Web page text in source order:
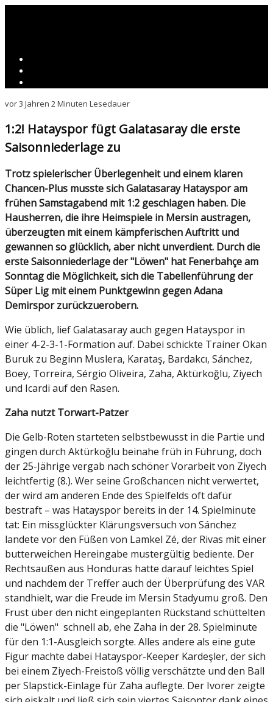
vor 3 Jahren 2 Minuten Lesedauer
1:2! Hatayspor fügt Galatasaray die erste
Saisonniederlage zu
Trotz spielerischer Überlegenheit und einem klaren
Chancen-Plus musste sich Galatasaray Hatayspor am
frühen Samstagabend mit 1:2 geschlagen haben. Die
Hausherren, die ihre Heimspiele in Mersin austragen,
überzeugten mit einem kämpferischen Auftritt und
gewannen so glücklich, aber nicht unverdient. Durch die
erste Saisonniederlage der "Löwen" hat Fenerbahçe am
Sonntag die Möglichkeit, sich die Tabellenführung der
Süper Lig mit einem Punktgewinn gegen Adana
Demirspor zurückzuerobern.
Wie üblich, lief Galatasaray auch gegen Hatayspor in
einer 4-2-3-1-Formation auf. Dabei schickte Trainer Okan
Buruk zu Beginn Muslera, Karataş, Bardakcı, Sánchez,
Boey, Torreira, Sérgio Oliveira, Zaha, Aktürkoğlu, Ziyech
und Icardi auf den Rasen.
Zaha nutzt Torwart-Patzer
Die Gelb-Roten starteten selbstbewusst in die Partie und
gingen durch Aktürkoğlu beinahe früh in Führung, doch
der 25-Jährige vergab nach schöner Vorarbeit von Ziyech
leichtfertig (8.). Wer seine Großchancen nicht verwertet,
der wird am anderen Ende des Spielfelds oft dafür
bestraft – was Hatayspor bereits in der 14. Spielminute
tat: Ein missglückter Klärungsversuch von Sánchez
landete vor den Füßen von Lamkel Zé, der Rivas mit einer
butterweichen Hereingabe mustergültig bediente. Der
Rechtsaußen aus Honduras hatte darauf leichtes Spiel
und nachdem der Treffer auch der Überprüfung des VAR
standhielt, war die Freude im Mersin Stadyumu groß. Den
Frust über den nicht eingeplanten Rückstand schüttelten
die "Löwen" schnell ab, ehe Zaha in der 28. Spielminute
für den 1:1-Ausgleich sorgte. Alles andere als eine gute
Figur machte dabei Hatayspor-Keeper Kardeşler, der sich
bei einem Ziyech-Freistoß völlig verschätzte und den Ball
per Slapstick-Einlage für Zaha auflegte. Der Ivorer zeigte